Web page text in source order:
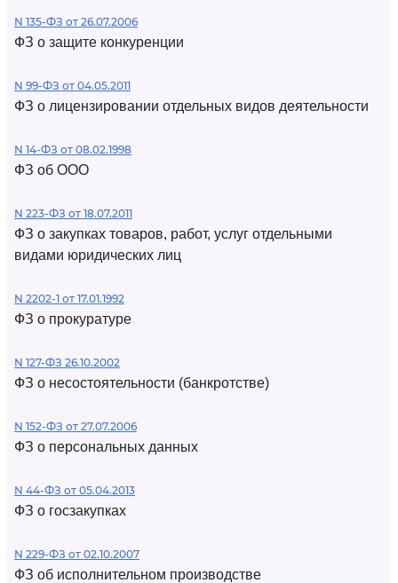
N 135-ФЗ от 26.07.2006
ФЗ о защите конкуренции
N 99-ФЗ от 04.05.2011
ФЗ о лицензировании отдельных видов деятельности
N 14-ФЗ от 08.02.1998
ФЗ об ООО
N 223-ФЗ от 18.07.2011
ФЗ о закупках товаров, работ, услуг отдельными
видами юридических лиц
N 2202-1 от 17.01.1992
ФЗ о прокуратуре
N 127-ФЗ 26.10.2002
ФЗ о несостоятельности (банкротстве)
N 152-ФЗ от 27.07.2006
ФЗ о персональных данных
N 44-ФЗ от 05.04.2013
ФЗ о госзакупках
N 229-ФЗ от 02.10.2007
ФЗ об исполнительном производстве